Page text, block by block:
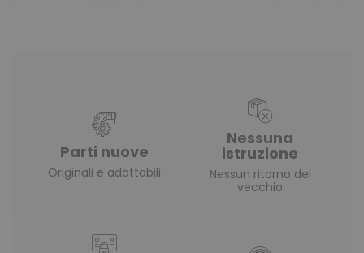
Parti nuove
Originali e adattabili
Nessuna
istruzione
Nessun ritorno del
vecchio